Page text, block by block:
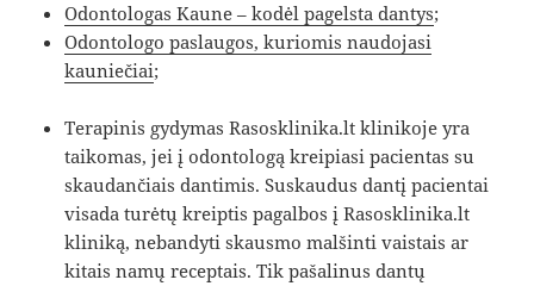
Odontologas Kaune – kodėl pagelsta dantys;
Odontologo paslaugos, kuriomis naudojasi
kauniečiai;
Terapinis gydymas Rasosklinika.lt klinikoje yra
taikomas, jei į odontologą kreipiasi pacientas su
skaudančiais dantimis. Suskaudus dantį pacientai
visada turėtų kreiptis pagalbos į Rasosklinika.lt
kliniką, nebandyti skausmo malšinti vaistais ar
kitais namų receptais. Tik pašalinus dantų